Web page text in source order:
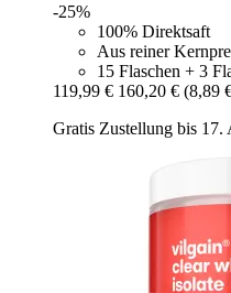
-25%
100% Direktsaft
Aus reiner
15 Flaschen + 3
119,99 € 160,20 € (8,89
Gratis Zustellung bis 17.